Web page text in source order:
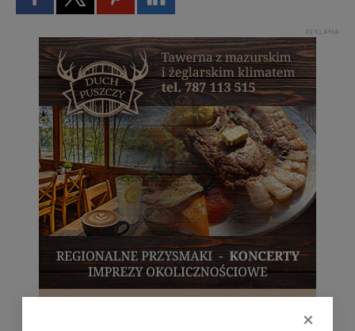
REKLAMA
×